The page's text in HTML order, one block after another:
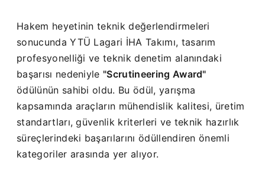
Hakem heyetinin teknik değerlendirmeleri
sonucunda YTÜ Lagari İHA Takımı, tasarım
profesyonelliği ve teknik denetim alanındaki
başarısı nedeniyle "Scrutineering Award"
ödülünün sahibi oldu. Bu ödül, yarışma
kapsamında araçların mühendislik kalitesi, üretim
standartları, güvenlik kriterleri ve teknik hazırlık
süreçlerindeki başarılarını ödüllendiren önemli
kategoriler arasında yer alıyor.